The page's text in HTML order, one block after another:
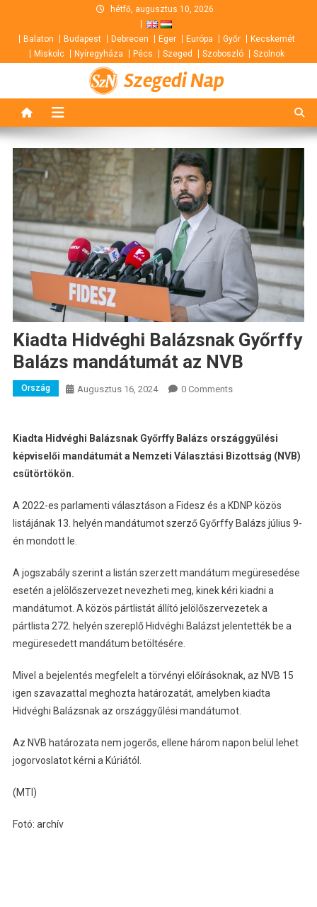
content
hétfő, augusztus 10, 2026
Balaton Budapest Debrecen Eger Európa Győr
Kecskemét
Miskolc
Nyíregyháza Pécs Szeged Szoboszló Szolnok
Szegedi Nap
Kiadta Hidvéghi Balázsnak Győrffy
Balázs mandátumát az NVB
Ország Augusztus 16, 2024 0 Comments
Kiadta Hidvéghi Balázsnak Győrffy Balázs országgyűlési
képviselői mandátumát a Nemzeti Választási Bizottság (NVB)
csütörtökön.
A 2022-es parlamenti választáson a Fidesz és a KDNP közös
listájának 13. helyén mandátumot szerző Győrffy Balázs július 9-
én mondott le.
A jogszabály szerint a listán szerzett mandátum megüresedése
esetén a jelölőszervezet nevezheti meg, kinek kéri kiadni a
mandátumot. A közös pártlistát állító jelölőszervezetek a
pártlista 272. helyén szereplő Hidvéghi Balázst jelentették be a
megüresedett mandátum betöltésére.
Mivel a bejelentés megfelelt a törvényi előírásoknak, az NVB 15
igen szavazattal meghozta határozatát, amelyben kiadta
Hidvéghi Balázsnak az országgyűlési mandátumot.
Az NVB határozata nem jogerős, ellene három napon belül lehet
jogorvoslatot kérni a Kúriától.
(MTI)
Fotó: archív